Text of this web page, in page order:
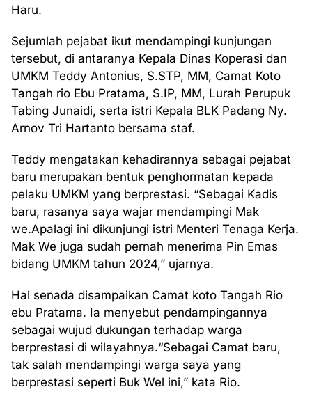
Haru.
Sejumlah pejabat ikut mendampingi kunjungan
tersebut, di antaranya Kepala Dinas Koperasi dan
UMKM Teddy Antonius, S.STP, MM, Camat Koto
Tangah rio Ebu Pratama, S.IP, MM, Lurah Perupuk
Tabing Junaidi, serta istri Kepala BLK Padang Ny.
Arnov Tri Hartanto bersama staf.
Teddy mengatakan kehadirannya sebagai pejabat
baru merupakan bentuk penghormatan kepada
pelaku UMKM yang berprestasi. “Sebagai Kadis
baru, rasanya saya wajar mendampingi Mak
we.Apalagi ini dikunjungi istri Menteri Tenaga Kerja.
Mak We juga sudah pernah menerima Pin Emas
bidang UMKM tahun 2024,” ujarnya.
Hal senada disampaikan Camat koto Tangah Rio
ebu Pratama. Ia menyebut pendampingannya
sebagai wujud dukungan terhadap warga
berprestasi di wilayahnya.“Sebagai Camat baru,
tak salah mendampingi warga saya yang
berprestasi seperti Buk Wel ini,” kata Rio.